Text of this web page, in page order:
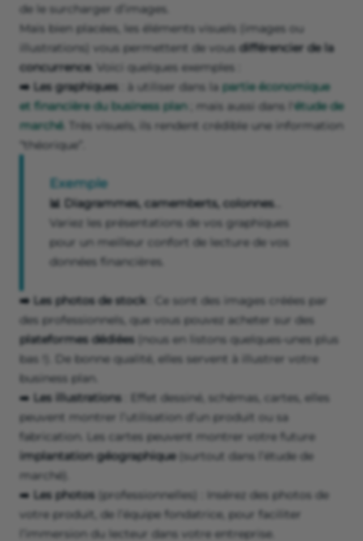
de le surcharger d’images.
Mais bien placées, les éléments visuels (images ou
illustrations) vous permettent de vous différencier de la
concurrence. Voici quelques exemples :
➡️ Les graphiques : à utiliser dans la partie économique
et financière du business plan ; mais aussi dans l' étude de
marché. Très visuels, ils rendent crédible une information
“théorique”.
Exemple
📊 Diagrammes, camemberts, colonnes…
Variez les présentations de vos graphiques
pour un meilleur confort de lecture de vos
données financières.
➡️ Les photos de stock : Ce sont des images créées par
des professionnels, que vous pouvez acheter sur des
plateformes dédiées (nous en listons quelques-unes plus
bas !). De bonne qualité, elles servent à illustrer votre
business plan.
➡️ Les illustrations
: Effet dessiné, schémas, cartes, elles
peuvent montrer l’utilisation d’un produit ou sa
fabrication. Les cartes peuvent montrer votre future
implantation géographique(surtout dans l’étude de
marché).
➡️ Les photos (professionnelles) : Insérez des photos de
votre produit, de l’équipe fondatrice, pour faciliter
l’immersion du lecteur dans votre entreprise.